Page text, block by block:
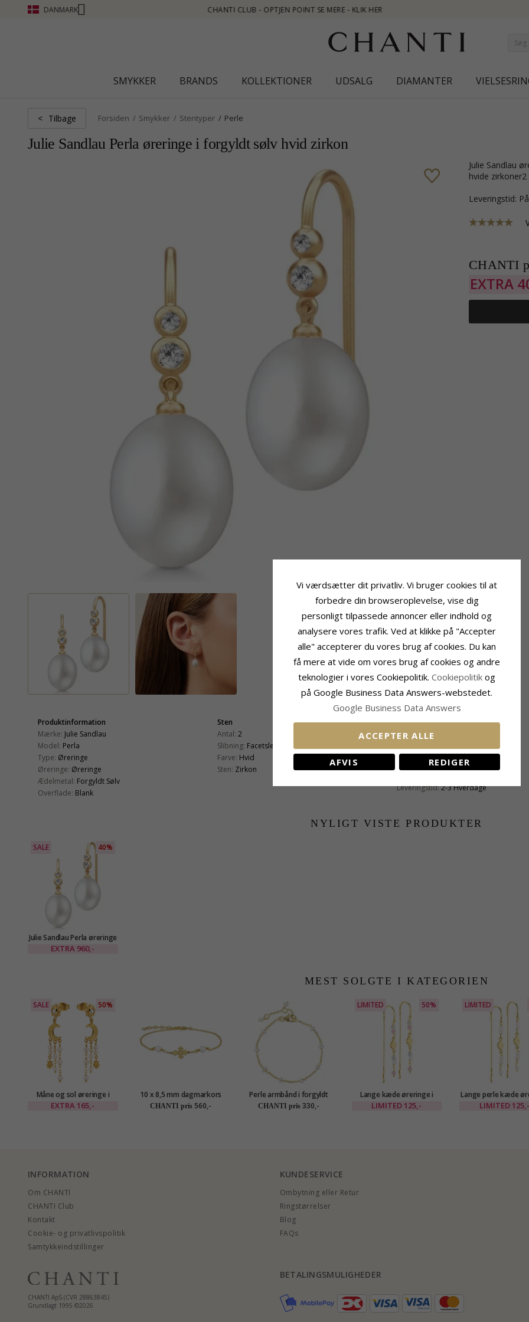
DANMARK
OPTJEN POINT SE MERE - KLIK HER
SMYKKER BRANDS KOLLEKTIONER UDSALG DIAMANTER
< Tilbage Forsiden Smykker Stentyper Perle
Julie Sandlau Perla øreringe i forgyldt sølv hvid zirkon
Julie Sandlau øreringe i forgyldt sølv med blank overflade og 2 facetslebne
hvide
Leveringstid:
CHANTI
EXTRA
Produktinformation
Mærke: Julie Sandlau
Model: Perla
Type: Øreringe
Øreringe: Øreringe
Ædelmetal: Forgyldt Sølv
Overflade: Blank
Sten
Antal: 2
Slibning: Facetsleben
Farve: Hvid
Sten: Zirkon
Perle
Antal: 2
Type:
Ferskvandsperle
Leveringstid:2-3 Hverdage
NYLIGT VISTE PRODUKTER
SALE 40%
Julie Sandlau Perla øreringe
i forgyldt sølv hvid zirkon
EXTRA 960,-
MEST SOLGTE I KATEGORIEN
SALE 50%
Måne og sol øreringe i
forgyldt messing - Eliné
EXTRA 165,-
10 x 8,5 mm dagmarkors
perle armbånd i forgyldt
sølv - Amoré
CHANTI pris 560,-
Perle armbånd i forgyldt
sølv
CHANTI pris 330,-
LIMITED 50%
Lange kæde øreringe i
forgyldt messing - Eliné
LIMITED 125,-
LIMITED
Lange perle kæde
i forgyldt messing -
LIMITED 125,-
INFORMATION
Om CHANTI
CHANTI Club
Kontakt
Cookie- og privatlivspolitik
Samtykkeindstillinger
KUNDESERVICE
Ombytning eller Retur
Ringstørrelser
Blog
FAQs
CHANTI ApS (CVR 28863845)
Grundlagt 1995 ©2026
BETALINGSMULIGHEDER
Vi værdsætter dit privatliv. Vi bruger cookies til at
forbedre din browseroplevelse, vise dig
personligt tilpassede annoncer eller indhold og
analysere vores trafik. Ved at klikke på "Accepter
alle" accepterer du vores brug af cookies. Du kan
få mere at vide om vores brug af cookies og andre
teknologier i vores Cookiepolitik. Cookiepolitik og
på Google Business Data Answers-webstedet.
Google Business Data Answers
ACCEPTER ALLE
AFVIS REDIGER